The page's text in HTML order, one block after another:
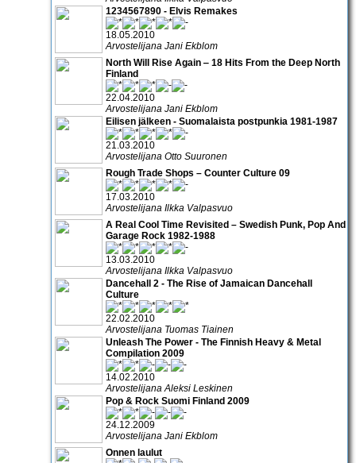
1234567890 - Elvis Remakes
18.05.2010
Arvostelijana Jani Ekblom
North Will Rise Again ‒ 18 Hits From the Deep North
Finland
22.04.2010
Arvostelijana Jani Ekblom
Eilisen jälkeen - Suomalaista postpunkia 1981-1987
21.03.2010
Arvostelijana Otto Suuronen
Rough Trade Shops – Counter Culture 09
17.03.2010
Arvostelijana Ilkka Valpasvuo
A Real Cool Time Revisited – Swedish Punk, Pop And
Garage Rock 1982-1988
13.03.2010
Arvostelijana Ilkka Valpasvuo
Dancehall 2 - The Rise of Jamaican Dancehall
Culture
22.02.2010
Arvostelijana Tuomas Tiainen
Unleash The Power - The Finnish Heavy & Metal
Compilation 2009
14.02.2010
Arvostelijana Aleksi Leskinen
Pop & Rock Suomi Finland 2009
24.12.2009
Arvostelijana Jani Ekblom
Onnen laulut